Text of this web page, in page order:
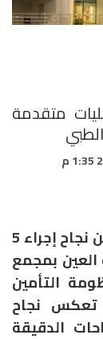
تنجح في إجراء 5 عمليات متقدمة
أعلنت الهيئة العامة للرعاية الصحية عن نجاح إجراء 5
العين بمجمع
التأمين
تعكس نجاح
الدقيقة